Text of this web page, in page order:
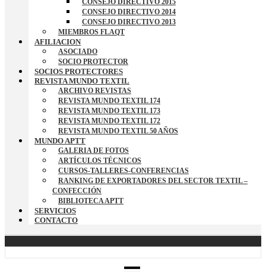
CONSEJO DIRECTIVO 2015
CONSEJO DIRECTIVO 2014
CONSEJO DIRECTIVO 2013
MIEMBROS FLAQT
AFILIACION
ASOCIADO
SOCIO PROTECTOR
SOCIOS PROTECTORES
REVISTA MUNDO TEXTIL
ARCHIVO REVISTAS
REVISTA MUNDO TEXTIL 174
REVISTA MUNDO TEXTIL 173
REVISTA MUNDO TEXTIL 172
REVISTA MUNDO TEXTIL 50 AÑOS
MUNDO APTT
GALERIA DE FOTOS
ARTÍCULOS TÉCNICOS
CURSOS-TALLERES-CONFERENCIAS
RANKING DE EXPORTADORES DEL SECTOR TEXTIL –
CONFECCIÓN
BIBLIOTECA APTT
SERVICIOS
CONTACTO